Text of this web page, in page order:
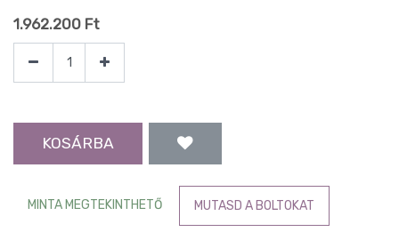
1.962.200 Ft
KOSÁRBA
MINTA MEGTEKINTHETŐ MUTASD A BOLTOKAT